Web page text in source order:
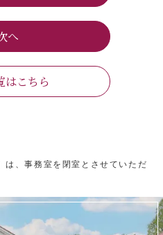
はこちら
へ
、事務室を閉室とさせていただ